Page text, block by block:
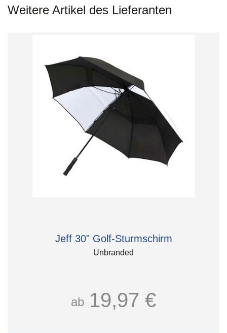
Weitere Artikel des Lieferanten
Jeff 30" Golf-Sturmschirm
Unbranded
ab 19,97 €